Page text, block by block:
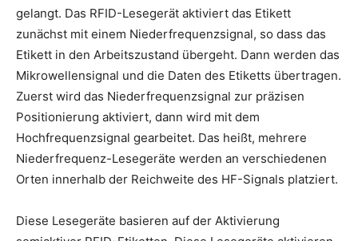
gelangt. Das RFID-Lesegerät aktiviert das Etikett
zunächst mit einem Niederfrequenzsignal, so dass das
Etikett in den Arbeitszustand übergeht. Dann werden das
Mikrowellensignal und die Daten des Etiketts übertragen.
Zuerst wird das Niederfrequenzsignal zur präzisen
Positionierung aktiviert, dann wird mit dem
Hochfrequenzsignal gearbeitet. Das heißt, mehrere
Niederfrequenz-Lesegeräte werden an verschiedenen
Orten innerhalb der Reichweite des HF-Signals platziert.
Diese Lesegeräte basieren auf der Aktivierung